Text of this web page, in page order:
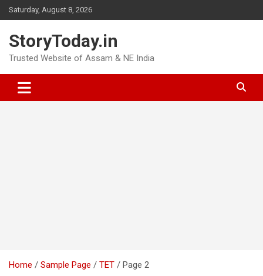
Skip
to
Saturday, August 8, 2026
StoryToday.in
Trusted Website of Assam & NE India
Home Sample Page TET Page 2